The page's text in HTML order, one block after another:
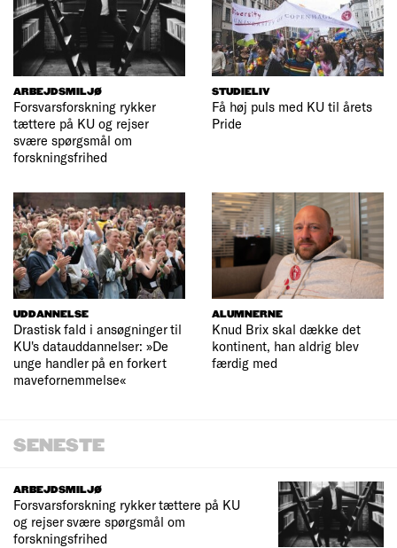
ARBEJDSMILJØ
Forsvarsforskning rykker
tættere på KU og rejser
svære spørgsmål om
forskningsfrihed
STUDIELIV
Få høj puls med KU til årets
Pride
UDDANNELSE
Drastisk fald i ansøgninger til
KU's datauddannelser: »De
unge handler på en forkert
mavefornemmelse«
ALUMNERNE
Knud Brix skal dække det
kontinent, han aldrig blev
færdig med
SENESTE
ARBEJDSMILJØ
Forsvarsforskning rykker tættere på KU
og rejser svære spørgsmål om
forskningsfrihed